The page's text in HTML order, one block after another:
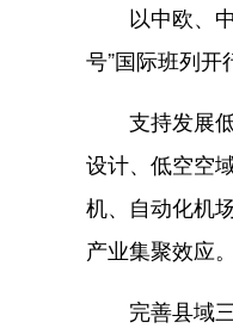
以中欧、中
号”国际班列开
支持发展低
设计、低空空
机、自动化机
产业集聚效应
完善县域三